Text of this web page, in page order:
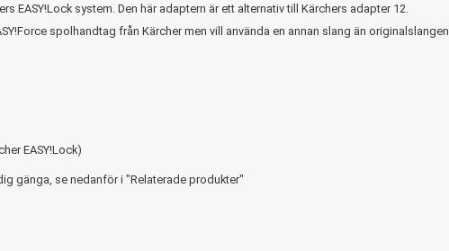
EASY!Lock system. Den här adaptern är ett alternativ till Kärchers adapter 12.
spolhandtag från Kärcher men vill använda en annan slang än originalslangen.
EASY!Lock)
gänga, se nedanför i "Relaterade produkter"